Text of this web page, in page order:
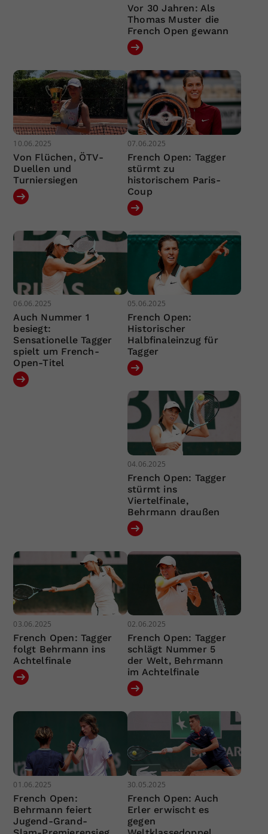
Vor 30 Jahren: Als
Thomas Muster die
French Open gewann
10.06.2025
Von Flüchen, ÖTV-
Duellen und
Turniersiegen
07.06.2025
French Open: Tagger
stürmt zu
historischem Paris-
Coup
06.06.2025
Auch Nummer 1
besiegt:
Sensationelle Tagger
spielt um French-
Open-Titel
05.06.2025
French Open:
Historischer
Halbfinaleinzug für
Tagger
04.06.2025
French Open: Tagger
stürmt ins
Viertelfinale,
Behrmann draußen
03.06.2025
French Open: Tagger
folgt Behrmann ins
Achtelfinale
02.06.2025
French Open: Tagger
schlägt Nummer 5
der Welt, Behrmann
im Achtelfinale
01.06.2025
French Open:
Behrmann feiert
Jugend-Grand-
30.05.2025
French Open: Auch
Erler erwischt es
gegen